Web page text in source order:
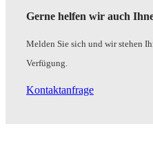
Gerne helfen wir auch
Melden Sie sich und wir stehen
Verfügung.
Kontaktanfrage